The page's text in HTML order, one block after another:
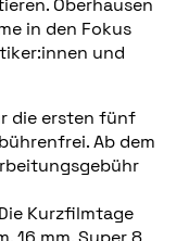
Oberhausen
in den Fokus
und
die ersten fünf
Ab dem
Kurzfilmtage